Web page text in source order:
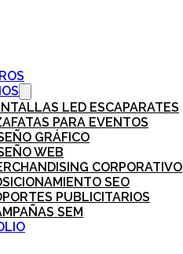
LED ESCAPARATES
PARA EVENTOS
GRÁFICO
WEB
CORPORATIVO
SEO
PUBLICITARIOS
SEM